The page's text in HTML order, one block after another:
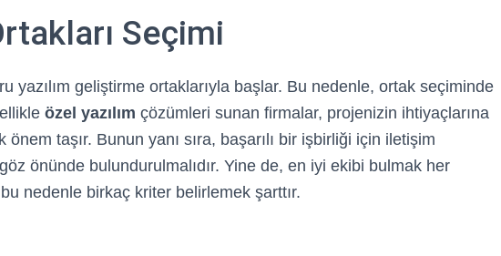
Seçimi
yazılım geliştirme ortaklarıyla başlar. Bu nedenle, ortak seçiminde
özel yazılım çözümleri sunan firmalar, projenizin ihtiyaçlarına
önem taşır. Bunun yanı sıra, başarılı bir işbirliği için iletişim
önünde bulundurulmalıdır. Yine de, en iyi ekibi bulmak her
nedenle birkaç kriter belirlemek şarttır.